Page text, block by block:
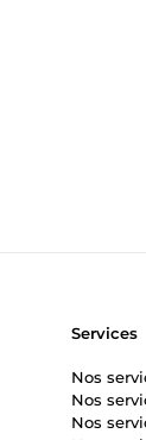
Services
Nos
Nos
Nos